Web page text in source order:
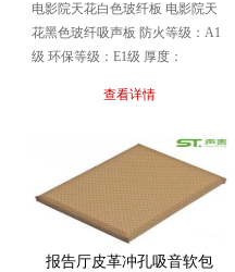
电影院天花白色玻纤板 电影院天
花黑色玻纤吸声板 防火等级：A1
级 环保等级：E1级 厚度：
查看详情
报告厅皮革冲孔吸音软包